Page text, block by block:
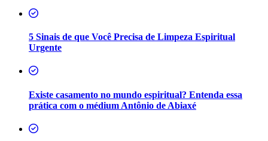
5 Sinais de que Você Precisa de Limpeza Espiritual
Urgente
Existe casamento no mundo espiritual? Entenda essa
prática com o médium Antônio de Abiaxé